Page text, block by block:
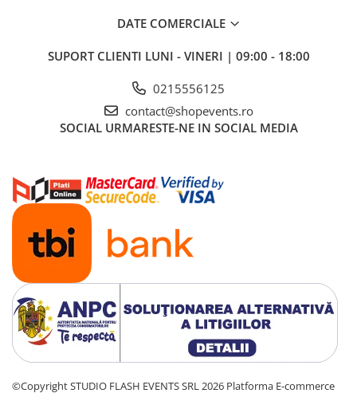
Distribuitoare de putere
Dimmer & Switch Packs
Filtre lichid & Accesorii
Masini Fum
Masini Zapada
Masini Baloane
Masini CO2
Masini artificii
Ventilatoare
Cabluri și conectori
DATE COMERCIALE
SUPORT CLIENTI LUNI - VINERI | 09:00 - 18:00
0215556125
contact@shopevents.ro
SOCIAL URMARESTE-NE IN SOCIAL MEDIA
©Copyright STUDIO FLASH EVENTS SRL 2026 Platforma E-commerce